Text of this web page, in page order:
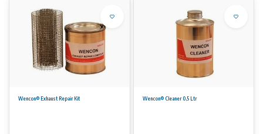
Wencon® Exhaust Repair Kit Wencon® Cleaner 0,5 Ltr